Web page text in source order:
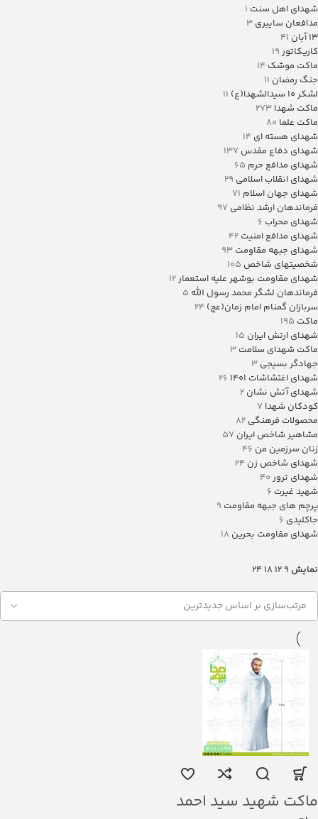
شهدای اهل سنت 1
مدافعان سایبری 3
13 آبان
41
کاریکاتور 19
ماکت موشک 14
جنگ رمضان 11
لشکر ۱۰ سیدالشهدا(ع)
11
ماکت شهدا 273
ماکت علما 80
شهدای هسته ای 14
شهدای دفاع مقدس 137
شهدای مدافع حرم 65
شهدای انقلاب اسلامی 29
شهدای جهان اسلام 71
فرماندهان ارشد نظامی 97
شهدای محراب 6
شهدای مدافع امنیت 42
شهدای جبهه مقاومت 93
شخصیتهای شاخص 105
شهدای مقاومت بوشهر علیه استعمار 12
فرماندهان لشگر محمد رسول الله 5
سربازان گمنام امام زمان(عج) 24
ماکت 195
شهدای ارتش ایران 15
ماکت شهدای سلامت 3
جهادگر بسیجی 3
شهدای اغتشاشات 1401
26
شهدای آتش نشان 2
کودکان شهدا 7
محصولات فرهنگی 82
مشاهیر شاخص ایران 57
زنان سرزمین من 46
شهدای شاخص زن 24
شهدای ترور 40
شهید غیرت 6
پرچم های جبهه مقاومت 9
جاکلیدی 6
شهدای مقاومت بحرین 18
نمایش 9
12
18
24
ماکت شهید سید احمد